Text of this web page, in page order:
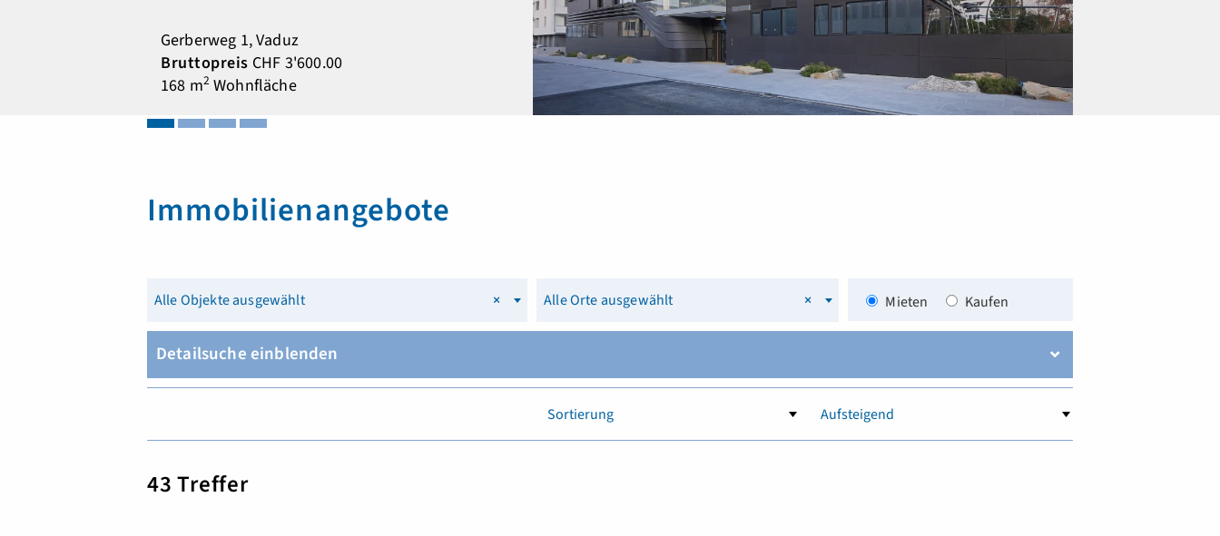
Gerberweg 1, Vaduz
CHF 3'600.00
Wohnfläche
Oberfeld 82, Triesen
121 m2 Wohnfläche
Immobilienangebote
×
Alle Objekte ausgewählt ×
Alle Orte ausgewählt Mieten Kaufen
Detailsuche einblenden
43Treffer